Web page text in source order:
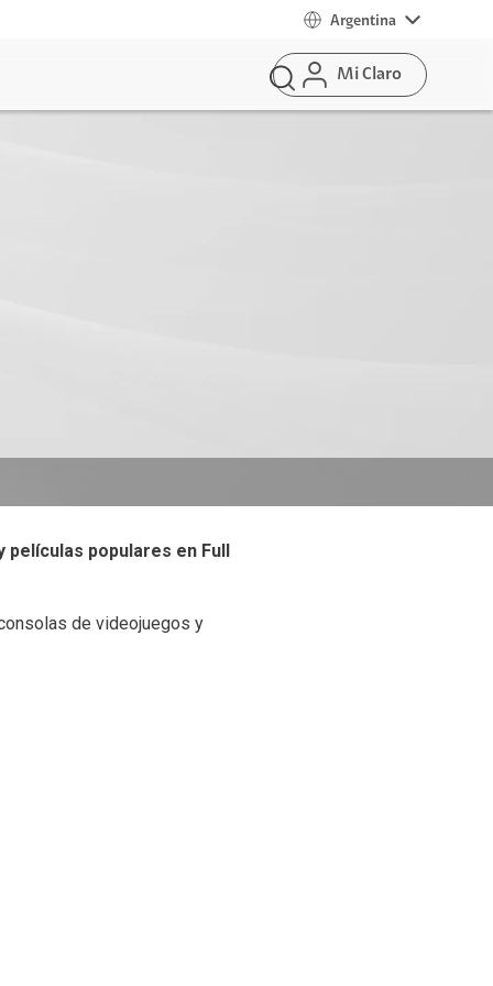
Argentina
Mi Claro
populares en Full
de videojuegos y